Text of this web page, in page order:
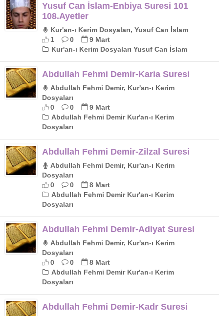
Yusuf Can İslam-Enbiya Suresi 101
108.Ayetler
Kur'an-ı Kerim Dosyaları, Yusuf Can İslam
1
0
9 Mart
Kur'an-ı Kerim Dosyaları Yusuf Can İslam
Abdullah Fehmi Demir-Karia Suresi
Abdullah Fehmi Demir, Kur'an-ı Kerim
Dosyaları
0
0
9 Mart
Abdullah Fehmi Demir Kur'an-ı Kerim
Dosyaları
Abdullah Fehmi Demir-Zilzal Suresi
Abdullah Fehmi Demir, Kur'an-ı Kerim
Dosyaları
0
0
8 Mart
Abdullah Fehmi Demir Kur'an-ı Kerim
Dosyaları
Abdullah Fehmi Demir-Adiyat Suresi
Abdullah Fehmi Demir, Kur'an-ı Kerim
Dosyaları
0
0
8 Mart
Abdullah Fehmi Demir Kur'an-ı Kerim
Dosyaları
Abdullah Fehmi Demir-Kadr Suresi